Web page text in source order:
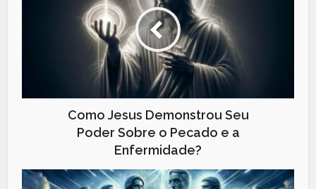
Como Jesus Demonstrou Seu
Poder Sobre o Pecado e a
Enfermidade?